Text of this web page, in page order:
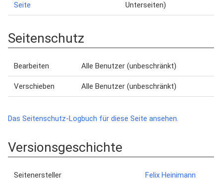
Seite
Unterseiten)
Seitenschutz
Bearbeiten Alle Benutzer (unbeschränkt)
Verschieben Alle Benutzer (unbeschränkt)
Das Seitenschutz-Logbuch für diese Seite ansehen.
Versionsgeschichte
Seitenersteller
Felix Heinimann